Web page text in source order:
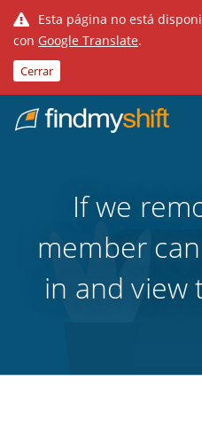
Esta página no está
con Google Translate.
Cerrar
Inicio
If we
member
in and view